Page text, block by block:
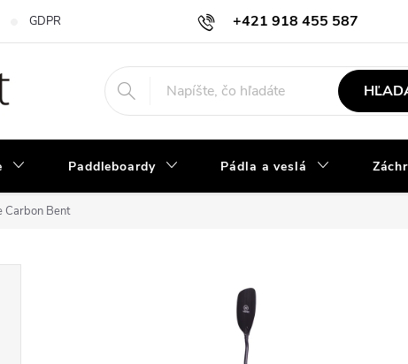
+421 918 455 587
info@vodacky-obchod.sk
GDPR
Paddleboardy Pádla a veslá
Carbon Bent